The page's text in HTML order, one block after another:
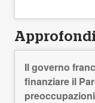
Il governo
finanziare il